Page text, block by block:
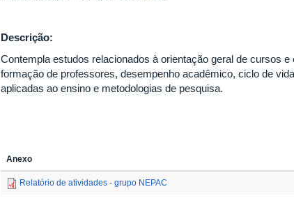
Descrição:
Contempla estudos relacionados à orientação geral de cursos
formação de professores, desempenho acadêmico, ciclo de
aplicadas ao ensino e metodologias de pesquisa.
Anexo
Relatório de atividades - grupo NEPAC